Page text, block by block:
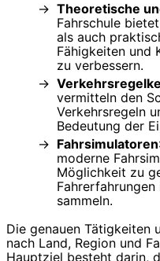
Theoretische
Fahrschule
als auch
Fähigkeiten und
zu verbessern.
vermitteln den
Verkehrsregeln
Bedeutung der
Fahrsimulatoren
moderne
Möglichkeit zu
sammeln.
Die genauen Tätigkeiten
nach Land, Region und
Hauptziel besteht darin,